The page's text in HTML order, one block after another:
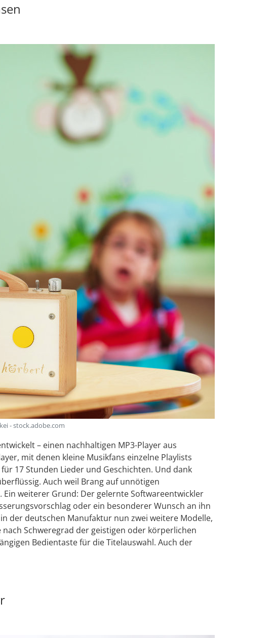
- stock.adobe.com
– einen nachhaltigen MP3-Player aus
mit denen kleine Musikfans einzelne Playlists
17 Stunden Lieder und Geschichten. Und dank
Auch weil Brang auf unnötigen
weiterer Grund: Der gelernte Softwareentwickler
oder ein besonderer Wunsch an ihn
der deutschen Manufaktur nun zwei weitere Modelle,
Schweregrad der geistigen oder körperlichen
Bedientaste für die Titelauswahl. Auch der